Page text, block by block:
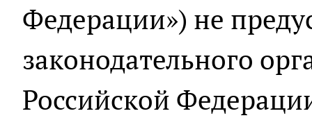
Федерации») не
законодательного
Российской